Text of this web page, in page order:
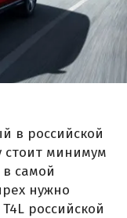
в российской
стоит минимум
в самой
нужно
российской